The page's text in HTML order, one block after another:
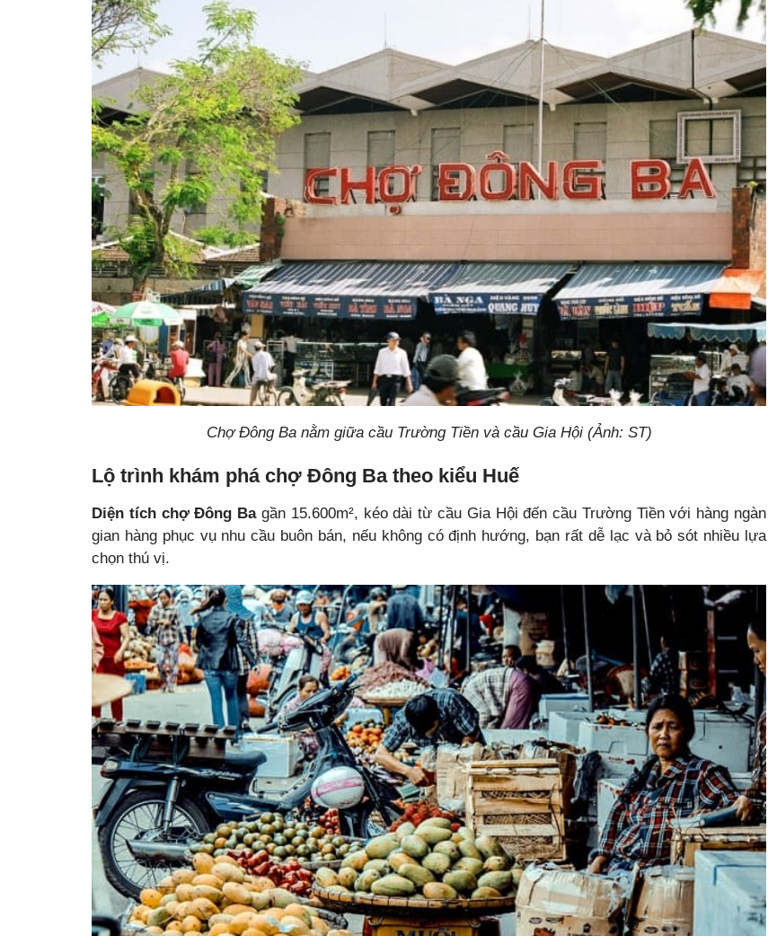
Chợ Đông Ba nằm giữa cầu Trường Tiền và cầu Gia Hội (Ảnh: ST)
Lộ trình khám phá chợ Đông Ba theo kiểu Huế
Diện tích chợ Đông Bagần 15.600m², kéo dài từ cầu Gia Hội đến cầu Trường Tiền với hàng ngàn
gian hàng phục vụ nhu cầu buôn bán, nếu không có định hướng, bạn rất dễ lạc và bỏ sót nhiều lựa
chọn thú vị.